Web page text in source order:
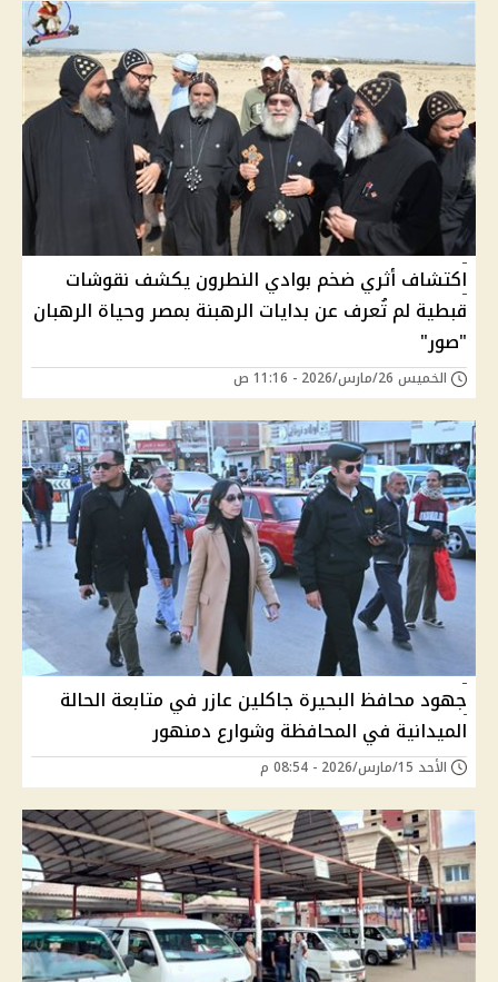
اكتشاف أثري ضخم بوادي النطرون يكشف نقوشات
قبطية لم تُعرف عن بدايات الرهبنة بمصر وحياة الرهبان
"صور"
الخميس 26/مارس/2026 - 11:16 ص
جهود محافظ البحيرة جاكلين عازر في متابعة الحالة
الميدانية في المحافظة وشوارع دمنهور
الأحد 15/مارس/2026 - 08:54 م